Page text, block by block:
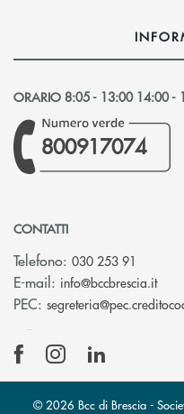
ORARIO 8:05 - 13:00 14:00 -
800917074
CONTATTI
Telefono: 030 253 91
E-mail: info@bccbrescia.it(si
PEC:
© 2026 Bcc di Brescia -